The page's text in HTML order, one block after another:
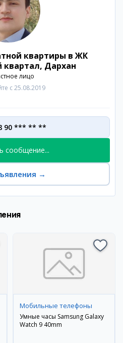
квартиры в ЖК
квартал, Дархан
лицо
с 25.08.2019
90 *** ** **
сообщение...
→
Мобильные телефоны
Умные часы Samsung Galaxy
Watch 9 40mm